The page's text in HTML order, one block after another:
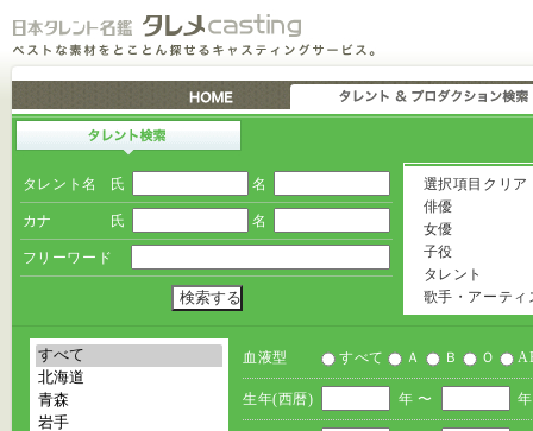
タレント名 氏 名
カナ 氏 名
フリーワード
選択項目クリア
俳優
女優
子役
タレント
歌手・アーティ
血液型 すべて Ａ Ｂ Ｏ
生年(西暦) 年 〜